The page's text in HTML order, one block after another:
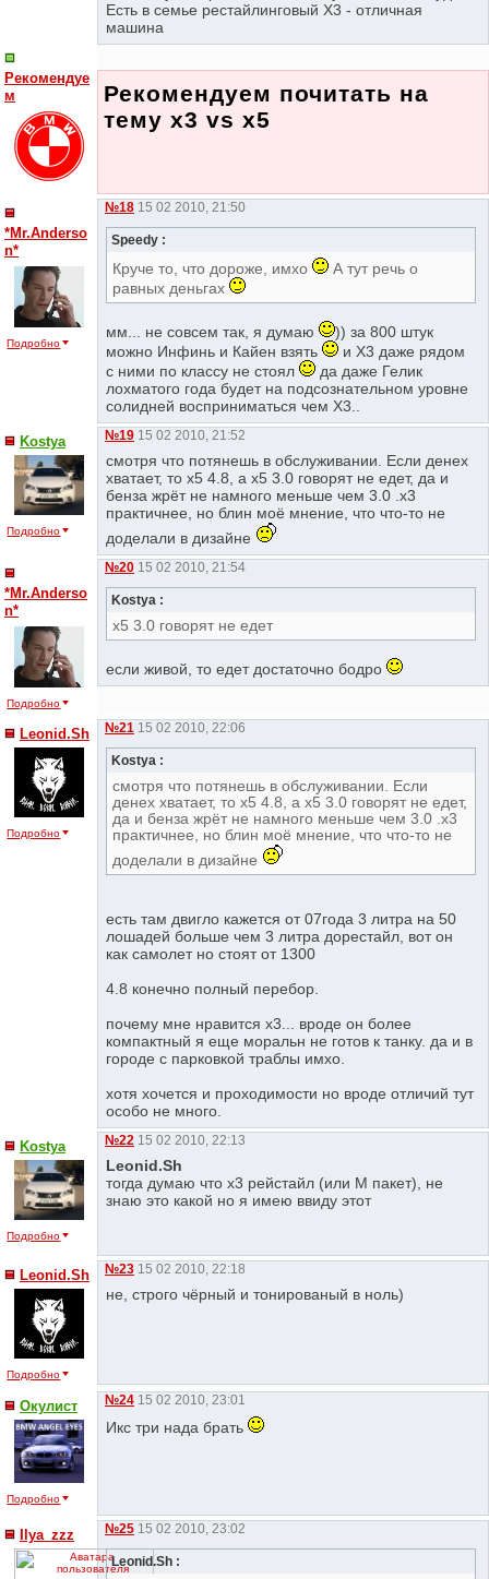
Есть в семье рестайлинговый Х3 - отличная
машина
Рекомендуе
м
Рекомендуем почитать на
тему x3 vs x5
*Mr.Anderso
n*
Подробно
№18 15 02 2010, 21:50
Speedy :
Круче то, что дороже, имхо
А тут речь о
равных деньгах
мм... не совсем так, я думаю
)) за 800 штук
можно Инфинь и Кайен взять
и Х3 даже рядом
с ними по классу не стоял
да даже Гелик
лохматого года будет на подсознательном уровне
солидней восприниматься чем Х3..
Kostya
Подробно
№19 15 02 2010, 21:52
смотря что потянешь в обслуживании. Если денех
хватает, то х5 4.8, а х5 3.0 говорят не едет, да и
бенза жрёт не намного меньше чем 3.0 .х3
практичнее, но блин моё мнение, что что-то не
доделали в дизайне
*Mr.Anderso
n*
Подробно
№20 15 02 2010, 21:54
Kostya :
х5 3.0 говорят не едет
если живой, то едет достаточно бодро
Leonid.Sh
Подробно
№21 15 02 2010, 22:06
Kostya :
смотря что потянешь в обслуживании. Если
денех хватает, то х5 4.8, а х5 3.0 говорят не едет,
да и бенза жрёт не намного меньше чем 3.0 .х3
практичнее, но блин моё мнение, что что-то не
доделали в дизайне
есть там двигло кажется от 07года 3 литра на 50
лошадей больше чем 3 литра дорестайл, вот он
как самолет но стоят от 1300
4.8 конечно полный перебор.
почему мне нравится х3... вроде он более
компактный я еще моральн не готов к танку. да и в
городе с парковкой траблы имхо.
хотя хочется и проходимости но вроде отличий тут
особо не много.
Kostya
Подробно
№22 15 02 2010, 22:13
Leonid.Sh
тогда думаю что х3 рейстайл (или М пакет), не
знаю это какой но я имею ввиду этот
Leonid.Sh
Подробно
№23 15 02 2010, 22:18
не, строго чёрный и тонированый в ноль)
Окулист
Подробно
№24 15 02 2010, 23:01
Икс три нада брать
Ilya_zzz №25 15 02 2010, 23:02
Leonid.Sh :